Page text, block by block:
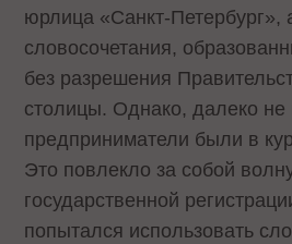
юрлица «Санкт-Петербург»,
словосочетания,
без разрешения
столицы. Однако, далеко не
предприниматели были в
Это повлекло за собой
государственной
попытался использовать